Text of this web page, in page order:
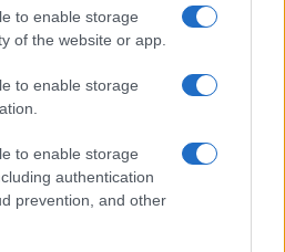
to enable storage
of the website or app.
to enable storage
to enable storage
authentication
prevention, and other
Gallura Oggi e ricevi le nostre
le ultime notizie pubblicate